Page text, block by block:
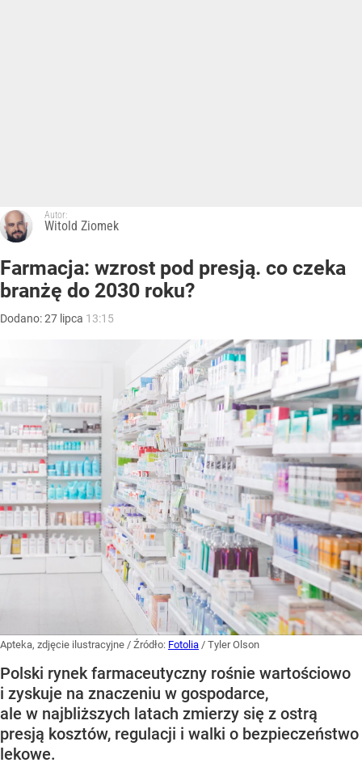
Autor:
Witold Ziomek
Farmacja: wzrost pod presją. co czeka
branżę do 2030 roku?
Dodano:27 lipca 13:15
Apteka, zdjęcie ilustracyjne / Źródło: Fotolia / Tyler Olson
Polski rynek farmaceutyczny rośnie wartościowo
i zyskuje na znaczeniu w gospodarce,
ale w najbliższych latach zmierzy się z ostrą
presją kosztów, regulacji i walki o bezpieczeństwo
lekowe.